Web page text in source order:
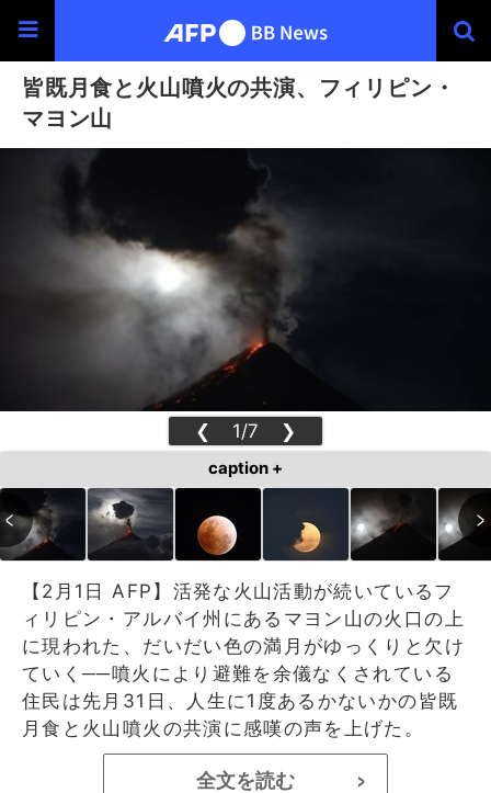
皆既月食と火山噴火の共演、フィリピン・
マヨン山
❮ 1/7 ❯
caption +
【2月1日 AFP】活発な火山活動が続いているフ
ィリピン・アルバイ州にあるマヨン山の火口の上
に現われた、だいだい色の満月がゆっくりと欠け
ていく──噴火により避難を余儀なくされている
住民は先月31日、人生に1度あるかないかの皆既
月食と火山噴火の共演に感嘆の声を上げた。
全文を読む >